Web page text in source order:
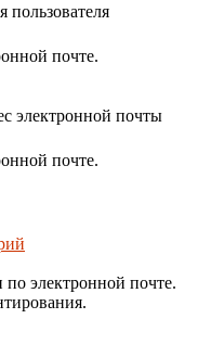
пользователя
почте.
электронной почты
почте.
электронной почте.